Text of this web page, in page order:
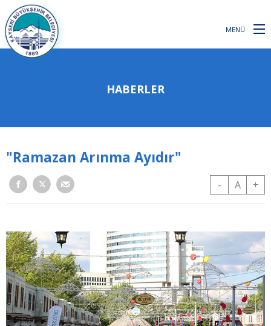
MENÜ
HABERLER
"Ramazan Arınma Ayıdır"
- A +